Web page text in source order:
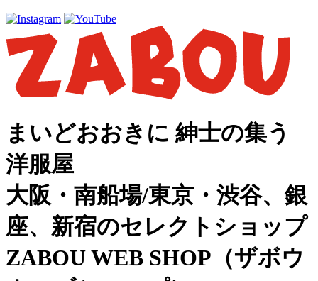
まいどおおきに 紳士の集う
洋服屋
大阪・南船場/東京・渋谷、銀
座、新宿のセレクトショップ
ZABOU WEB SHOP（ザボウ